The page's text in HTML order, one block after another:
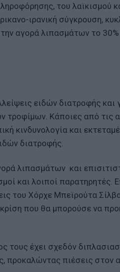
του λαϊκισμού
ιρανική σύγκρουση,
αγορά λιπασμάτων το
ειδών διατροφής
τροφίμων. Κάποιες από τις
κινδυνολογία και
διατροφής.
λιπασμάτων και
και λοιποί παρατηρητές.
του Χόρχε Μπεϊρούτα
που θα μπορούσε να
τους έχει σχεδόν
προκαλώντας πιέσεις στον